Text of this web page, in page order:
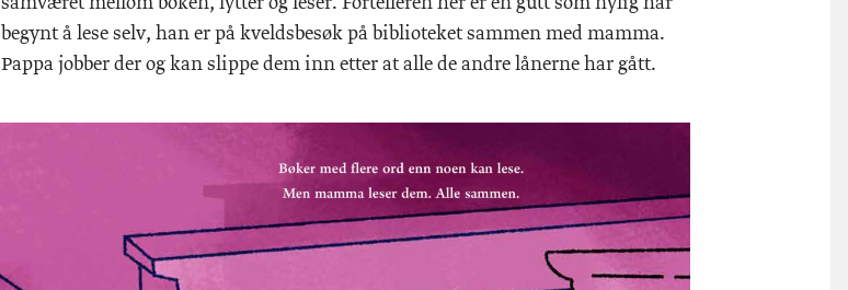
begynt å lese selv, han er på kveldsbesøk på biblioteket sammen med mamma.
Pappa jobber der og kan slippe dem inn etter at alle de andre lånerne har gått.